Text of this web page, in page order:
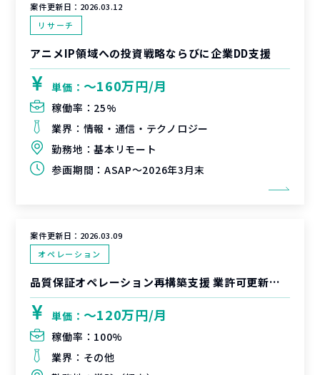
案件更新日： 2026.03.12
リサーチ
アニメIP領域への投資戦略ならびに企業DD支援
単価： 〜160万円/月
稼働率： 25%
業界： 情報・通信・テクノロジー
勤務地：基本リモート
参画期間： ASAP～2026年3月末
案件更新日： 2026.03.09
オペレーション
品質保証オペレーション再構築支援 業許可更新に向けた品質管理体制の再整備
単価： 〜120万円/月
稼働率： 100%
業界： その他